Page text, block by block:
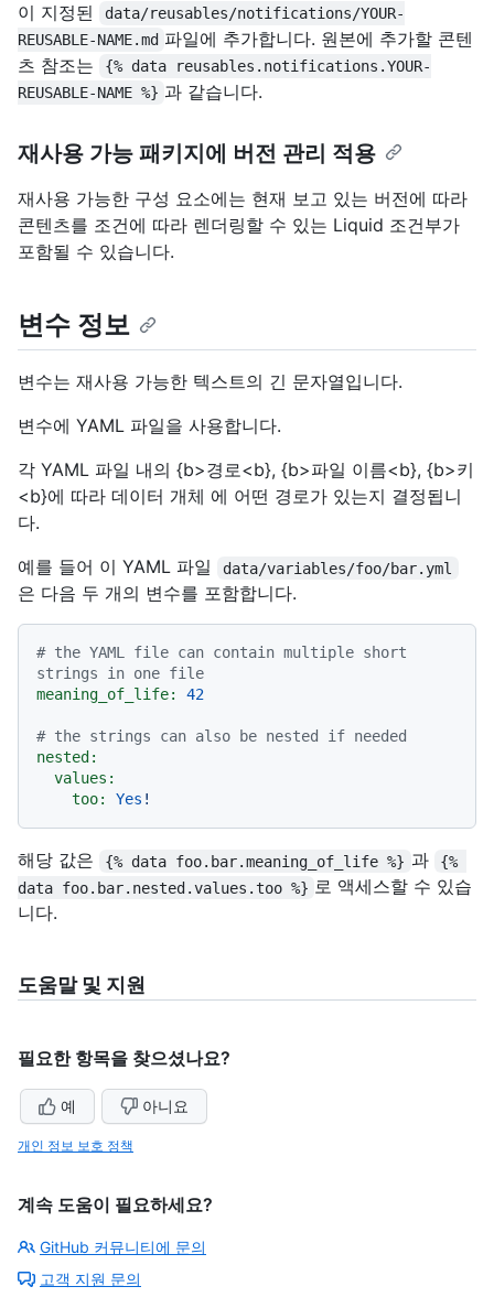
이 지정된
data/reusables/notifications/YOUR-
REUSABLE-NAME.md 파일에 추가합니다. 원본에 추가할 콘텐
츠 참조는
{% data reusables.notifications.YOUR-
REUSABLE-NAME %} 과 같습니다.
재사용 가능 패키지에 버전 관리 적용
재사용 가능한 구성 요소에는 현재 보고 있는 버전에 따라
콘텐츠를 조건에 따라 렌더링할 수 있는 Liquid 조건부가
포함될 수 있습니다.
변수 정보
변수는 재사용 가능한 텍스트의 긴 문자열입니다.
변수에 YAML 파일을 사용합니다.
각 YAML 파일 내의 {b>경로<b}, {b>파일 이름<b}, {b>키
<b}에 따라 데이터 개체 에 어떤 경로가 있는지 결정됩니
다.
예를 들어 이 YAML 파일
data/variables/foo/bar.yml
은 다음 두 개의 변수를 포함합니다.
# the YAML file can contain multiple short
strings in one file
meaning_of_life:
42
# the strings can also be nested if needed
nested:
values:
too:
Yes !
해당 값은 {% data foo.bar.meaning_of_life %} 과
{%
data foo.bar.nested.values.too %} 로 액세스할 수 있습
니다.
도움말 및 지원
필요한 항목을 찾으셨나요?
예 아니요
개인 정보 보호 정책
계속 도움이 필요하세요?
GitHub 커뮤니티에 문의
고객 지원 문의